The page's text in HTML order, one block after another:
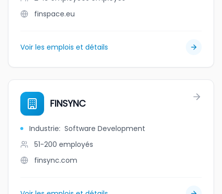
finspace.eu
Voir les emplois et détails
FINSYNC
Industrie: Software Development
51-200 employés
finsync.com